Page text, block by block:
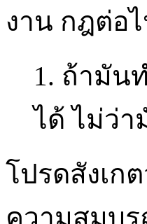
งาน กฎต่อ
1. ถ้ามัน
ได้ ไม่ว่
โปรดสังเก
ความสมบู